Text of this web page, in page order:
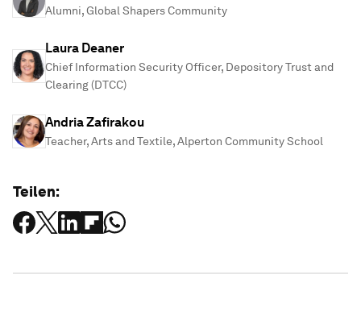
Alumni, Global Shapers Community
Laura Deaner
Chief Information Security Officer, Depository Trust and
Clearing (DTCC)
Andria Zafirakou
Teacher, Arts and Textile, Alperton Community School
Teilen: